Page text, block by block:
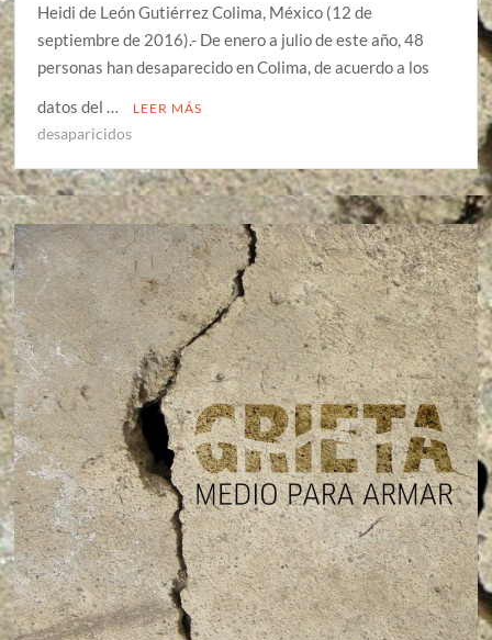
Heidi de León Gutiérrez Colima, México (12 de
septiembre de 2016).- De enero a julio de este año, 48
personas han desaparecido en Colima, de acuerdo a los
datos del …
LEER MÁS
desaparicidos